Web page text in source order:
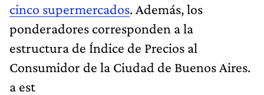
cinco supermercados. Además, los
ponderadores corresponden a la
estructura de Índice de Precios al
Consumidor de la Ciudad de Buenos Aires.
a est